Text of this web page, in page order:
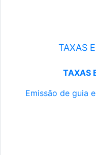
TAXAS
TAXAS
Emissão de guia